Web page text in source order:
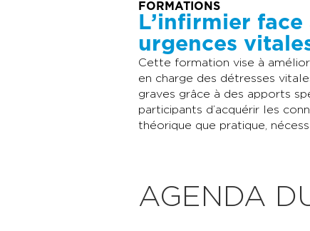
FORMATIONS
L’infirmier
urgences
Cette formation vise à
en charge des détresses
graves grâce à des apports
participants d’acquérir les
théorique que pratique,
AGENDA